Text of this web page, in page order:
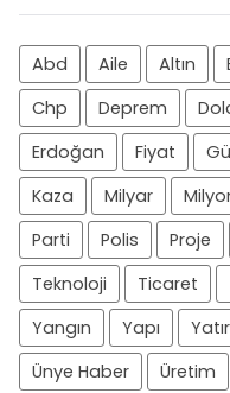
Abd Aile Altın
Chp
Deprem
Erdoğan
Fiyat
Kaza
Milyar
Parti
Polis Proje
Teknoloji
Ticaret
Yangın
Yapı
Ünye Haber
Üretim